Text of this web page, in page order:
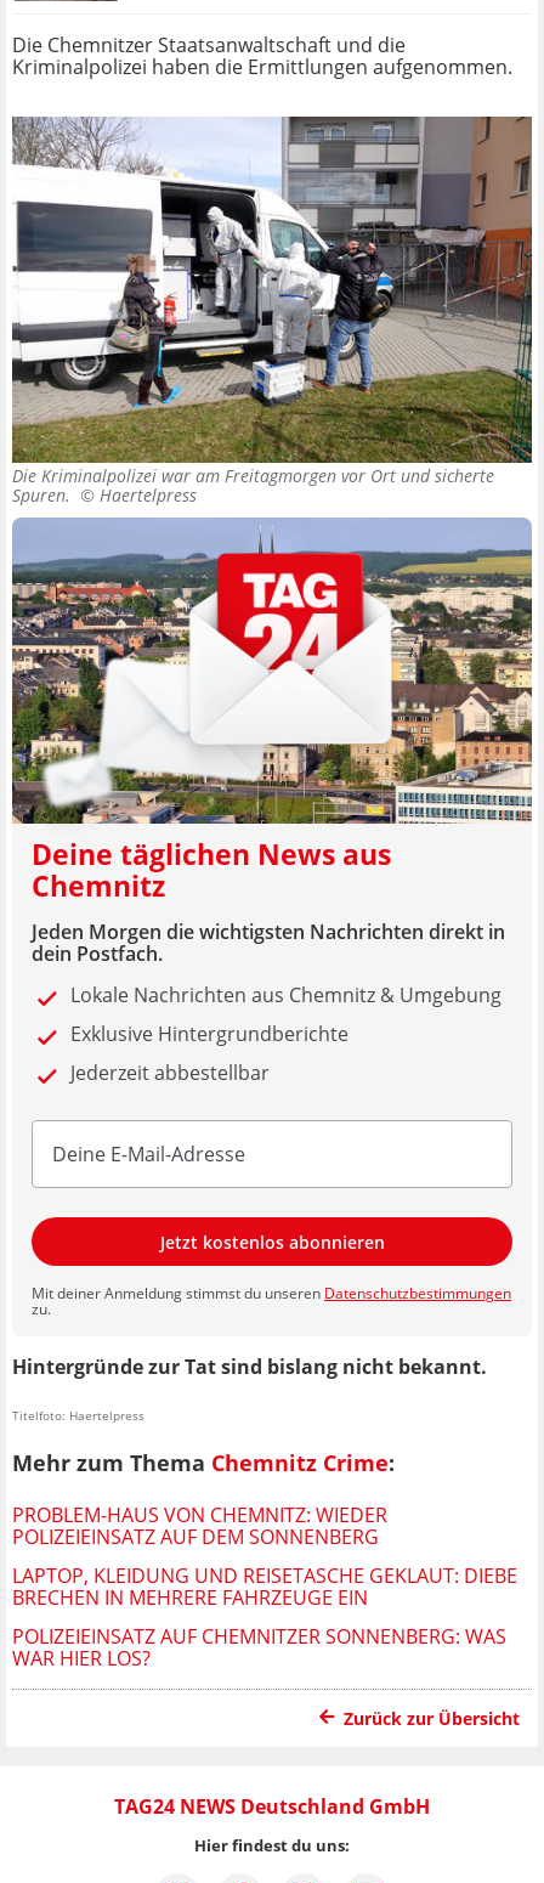
Die Chemnitzer Staatsanwaltschaft und die
Kriminalpolizei haben die Ermittlungen aufgenommen.
Die Kriminalpolizei war am Freitagmorgen vor Ort und sicherte
Spuren. © Haertelpress
Deine täglichen News aus
Chemnitz
Jeden Morgen die wichtigsten Nachrichten direkt in
dein Postfach.
Lokale Nachrichten aus Chemnitz & Umgebung
Exklusive Hintergrundberichte
Jederzeit abbestellbar
Jetzt kostenlos abonnieren
Mit deiner Anmeldung stimmst du unseren Datenschutzbestimmungen
zu.
Hintergründe zur Tat sind bislang nicht bekannt.
Titelfoto: Haertelpress
Mehr zum Thema Chemnitz Crime:
PROBLEM-HAUS VON CHEMNITZ: WIEDER
POLIZEIEINSATZ AUF DEM SONNENBERG
LAPTOP, KLEIDUNG UND REISETASCHE GEKLAUT: DIEBE
BRECHEN IN MEHRERE FAHRZEUGE EIN
POLIZEIEINSATZ AUF CHEMNITZER SONNENBERG: WAS
WAR HIER LOS?
Zurück zur Übersicht
TAG24 NEWS Deutschland GmbH
Hier findest du uns: